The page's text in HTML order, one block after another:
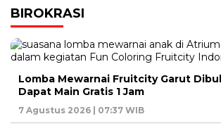
BIROKRASI
Lomba Mewarnai Fruitcity Garut
Dapat Main Gratis 1 Jam
7 Agustus 2026 | 07:37 WIB